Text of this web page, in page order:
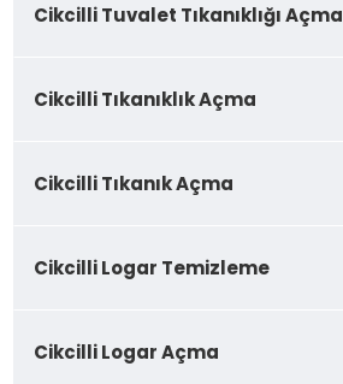
Cikcilli Tuvalet Tıkanıklığı Açma
Cikcilli Tıkanıklık Açma
Cikcilli Tıkanık Açma
Cikcilli Logar Temizleme
Cikcilli Logar Açma